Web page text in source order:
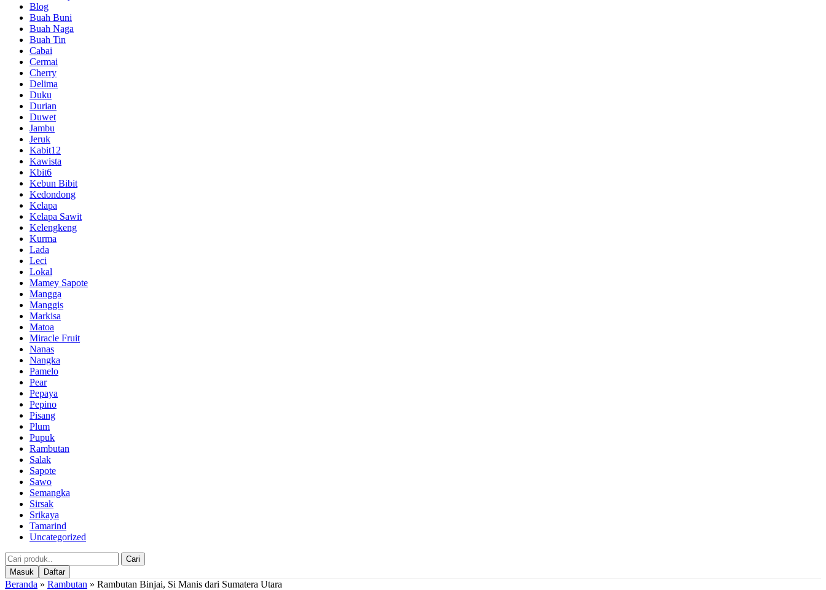
Blog
Buah Buni
Buah Naga
Buah Tin
Cabai
Cermai
Cherry
Delima
Duku
Durian
Duwet
Jambu
Jeruk
Kabit12
Kawista
Kbit6
Kebun Bibit
Kedondong
Kelapa
Kelapa Sawit
Kelengkeng
Kurma
Lada
Leci
Lokal
Mamey Sapote
Mangga
Manggis
Markisa
Matoa
Miracle Fruit
Nanas
Nangka
Pamelo
Pear
Pepaya
Pepino
Pisang
Plum
Pupuk
Rambutan
Salak
Sapote
Sawo
Semangka
Sirsak
Srikaya
Tamarind
Uncategorized
Cari
Masuk
Daftar
Beranda » Rambutan » Rambutan Binjai, Si Manis dari Sumatera Utara